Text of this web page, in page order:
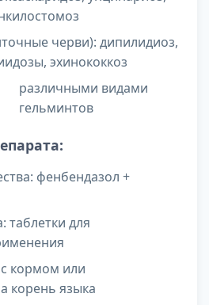
черви): дипилидиоз,
эхинококкоз
различными видами
гельминтов
фенбендазол +
таблетки для
кормом или
корень языка